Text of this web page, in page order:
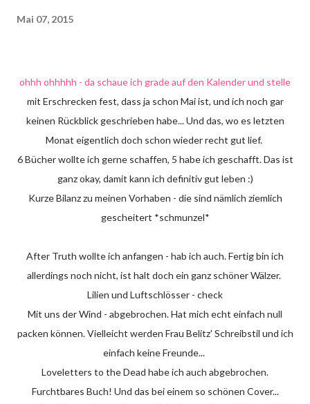
Mai 07, 2015
ohhh ohhhhh - da schaue ich grade auf den Kalender und stelle
mit Erschrecken fest, dass ja schon Mai ist, und ich noch gar
keinen Rückblick geschrieben habe... Und das, wo es letzten
Monat eigentlich doch schon wieder recht gut lief.
6 Bücher wollte ich gerne schaffen, 5 habe ich geschafft. Das ist
ganz okay, damit kann ich definitiv gut leben :)
Kurze Bilanz zu meinen Vorhaben - die sind nämlich ziemlich
gescheitert *schmunzel*
After Truth wollte ich anfangen - hab ich auch. Fertig bin ich
allerdings noch nicht, ist halt doch ein ganz schöner Wälzer.
Lilien und Luftschlösser - check
Mit uns der Wind - abgebrochen. Hat mich echt einfach null
packen können. Vielleicht werden Frau Belitz' Schreibstil und ich
einfach keine Freunde...
Loveletters to the Dead habe ich auch abgebrochen.
Furchtbares Buch! Und das bei einem so schönen Cover...